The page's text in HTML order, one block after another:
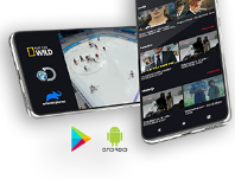
liste kvalifikovanih …